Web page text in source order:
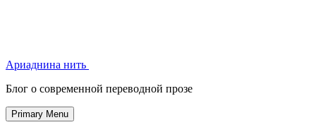
Ариаднина нить
Блог о современной переводной прозе
Primary Menu